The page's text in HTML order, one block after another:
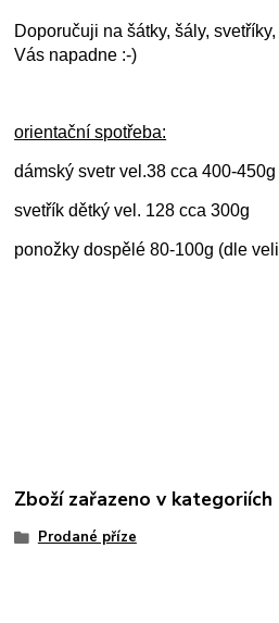
Doporučuji na šátky, šály,
Vás napadne :-)
orientační spotřeba:
dámský svetr vel.38 cca 400-450g
svetřík dětký vel. 128 cca 300g
ponožky dospělé 80-100g (dle
Zboží zařazeno v kategoriích
Prodané příze